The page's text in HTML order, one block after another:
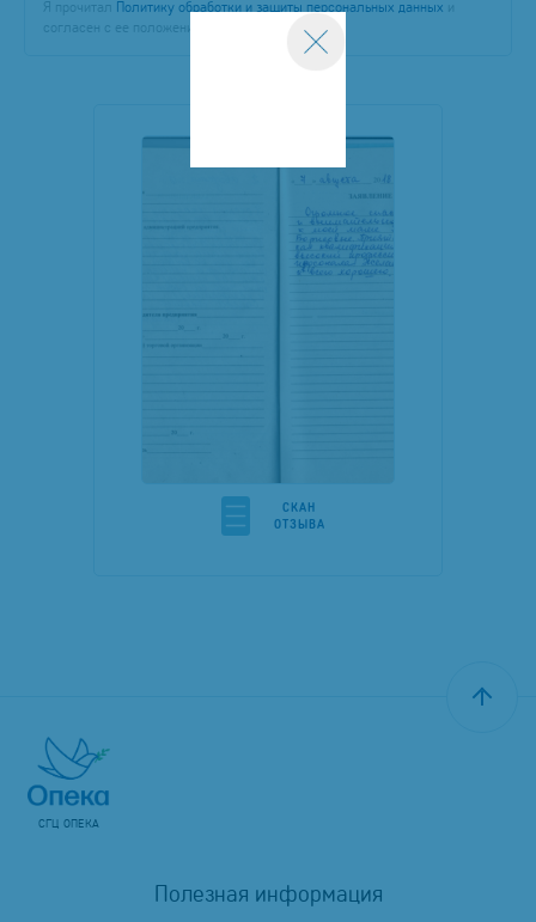
Я прочитал Политику обработки и защиты персональных данных и
согласен с ее положениями
CКАН
ОТЗЫВА
СГЦ ОПЕКА
Полезная информация